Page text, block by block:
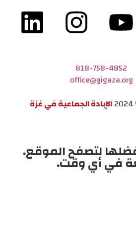
818-758-4852
office@gigaza.org
الإبادة الجماعية في غزة
لتصفح الموقع.
في أي وقت.